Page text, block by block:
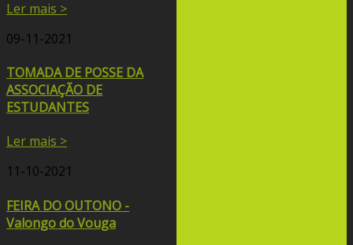
Ler mais >
09-11-2021
TOMADA DE POSSE DA
ASSOCIAÇÃO DE
ESTUDANTES
Ler mais >
11-10-2021
FEIRA DO OUTONO -
Valongo do Vouga